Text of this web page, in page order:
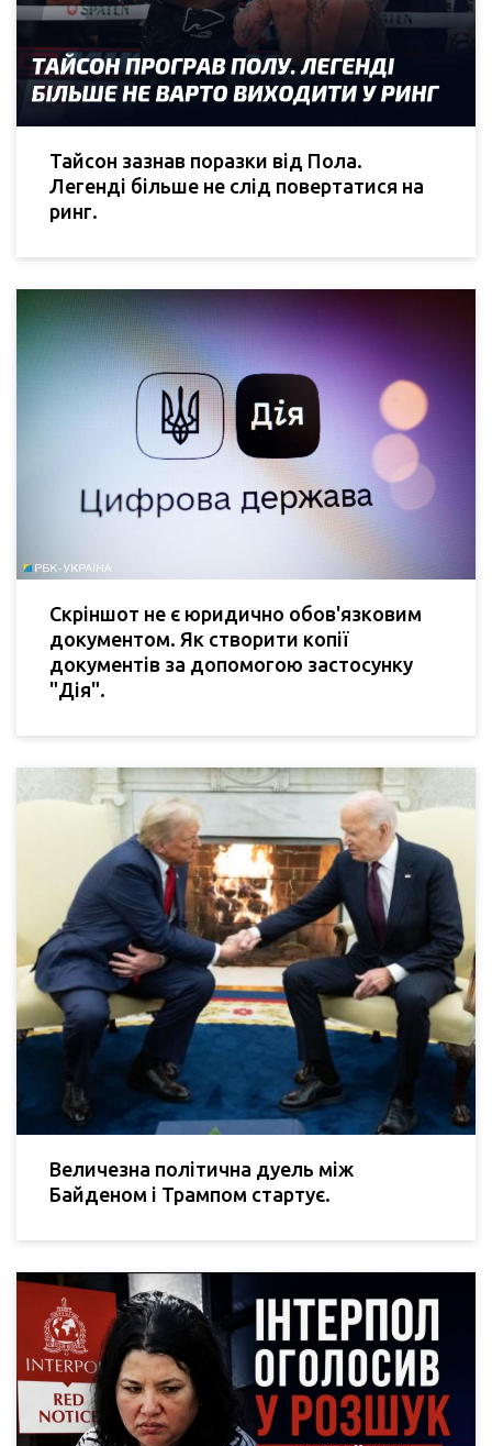
Тайсон зазнав поразки від Пола.
Легенді більше не слід повертатися на
ринг.
Скріншот не є юридично обов'язковим
документом. Як створити копії
документів за допомогою застосунку
"Дія".
Величезна політична дуель між
Байденом і Трампом стартує.